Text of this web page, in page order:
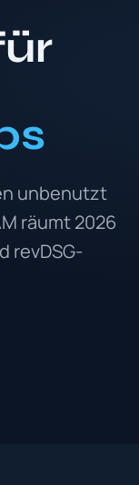
unbenutzt
räumt 2026
revDSG-